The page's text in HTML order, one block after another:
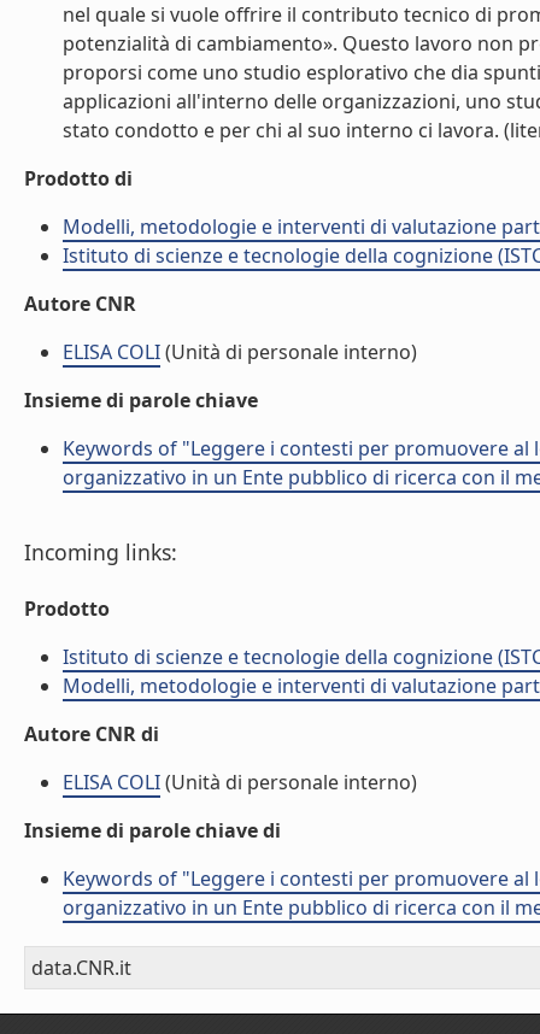
nel quale si vuole offrire il contributo tecnico di
potenzialità di cambiamento». Questo lavoro non
proporsi come uno studio esplorativo che dia
applicazioni all'interno delle organizzazioni, uno
stato condotto e per chi al suo interno ci lavora.
Prodotto di
Modelli, metodologie e interventi di valutazione
Istituto di scienze e tecnologie della cognizione
Autore CNR
ELISA COLI(Unità di personale interno)
Insieme di parole chiave
Keywords of "Leggere i contesti per promuovere
organizzativo in un Ente pubblico di ricerca con il
Incoming links:
Prodotto
Istituto di scienze e tecnologie della cognizione
Modelli, metodologie e interventi di valutazione
Autore CNR di
ELISA COLI(Unità di personale interno)
Insieme di parole chiave di
Keywords of "Leggere i contesti per promuovere
organizzativo in un Ente pubblico di ricerca con il
data.CNR.it